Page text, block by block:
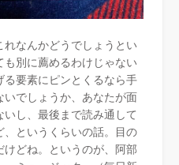
なんかどうでしょうとい
別に薦めるわけじゃない
要素にピンとくるなら手
でしょうか、あなたが面
し、最後まで読み通して
というくらいの話。目の
どね。というのが、阿部